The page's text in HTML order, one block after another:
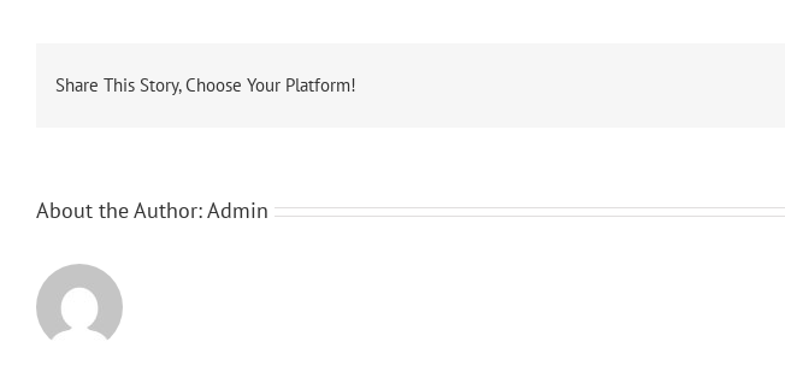
Share This Story, Choose Your Platform!
About the Author:Admin